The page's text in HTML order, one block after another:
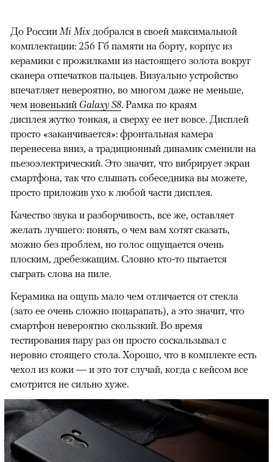
До России Mi Mix добрался в своей максимальной
комплектации: 256 Гб памяти на борту, корпус из
керамики с прожилками из настоящего золота вокруг
сканера отпечатков пальцев. Визуально устройство
впечатляет невероятно, во многом даже не меньше,
чем новенький Galaxy S8. Рамка по краям
дисплея жутко тонкая, а сверху ее нет вовсе. Дисплей
просто «заканчивается»: фронтальная камера
перенесена вниз, а традиционный динамик сменили на
пьезоэлектрический. Это значит, что вибрирует экран
смартфона, так что слышать собеседника вы можете,
просто приложив ухо к любой части дисплея.
Качество звука и разборчивость, все же, оставляет
желать лучшего: понять, о чем вам хотят сказать,
можно без проблем, но голос ощущается очень
плоским, дребезжащим. Словно кто-то пытается
сыграть слова на пиле.
Керамика на ощупь мало чем отличается от стекла
(зато ее очень сложно поцарапать), а это значит, что
смартфон невероятно скользкий. Во время
тестирования пару раз он просто соскальзывал с
неровно стоящего стола. Хорошо, что в комплекте есть
чехол из кожи — и это тот случай, когда с кейсом все
смотрится не сильно хуже.